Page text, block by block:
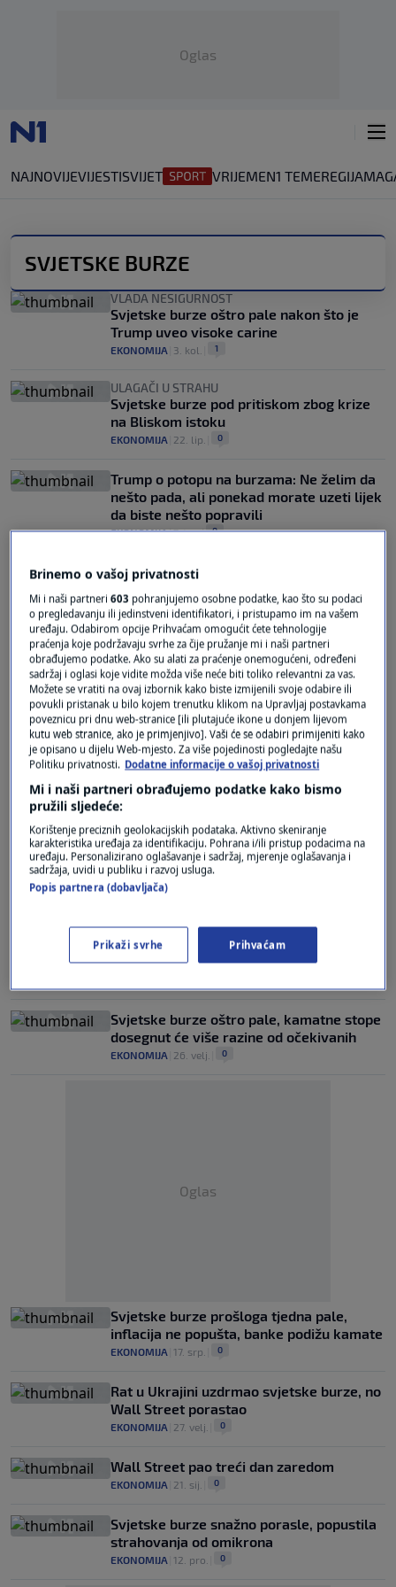
Oglas
NAJNOVIJEVIJESTISVIJET VRIJEMEN1 TEMEREGIJA
SVJETSKE BURZE
VLADA NESIGURNOST
Svjetske burze oštro pale nakon što je
Trump uveo visoke carine
EKONOMIJA 3. kol. 1
ULAGAČI U STRAHU
Svjetske burze pod pritiskom zbog krize
na Bliskom istoku
EKONOMIJA 22. lip. 0
Trump o potopu na burzama: Ne želim da
nešto pada, ali ponekad morate uzeti lijek
da biste nešto popravili
EKONOMIJA|7. tra.| 0
Oglas
Panika na svjetskim burzama: Na Wall
Streetu izbrisano 2.400 milijardi dolara,
snažno porastao indeks straha
EKONOMIJA|4. tra.| 0
Prijeti li nam nova naftna kriza?
Nesigurnost na burzama: Ovo je loša
vijest jer ukazuje na dolazak recesije
Svjetske burze oštro pale, kamatne stope
dosegnut će više razine od očekivanih
EKONOMIJA 26. velj. 0
Oglas
Svjetske burze prošloga tjedna pale,
inflacija ne popušta, banke podižu kamate
EKONOMIJA 17. srp. 0
Rat u Ukrajini uzdrmao svjetske burze, no
Wall Street porastao
EKONOMIJA 27. velj. 0
Wall Street pao treći dan zaredom
EKONOMIJA 21. sij. 0
Svjetske burze snažno porasle, popustila
strahovanja od omikrona
EKONOMIJA 12. pro. 0
Brinemo o vašoj privatnosti
Mi i naši partneri603 pohranjujemo osobne podatke, kao što su podaci
o pregledavanju ili jedinstveni identifikatori, i pristupamo im na vašem
uređaju. Odabirom opcije Prihvaćam omogućit ćete tehnologije
praćenja koje podržavaju svrhe za čije pružanje mi i naši partneri
obrađujemo podatke. Ako su alati za praćenje onemogućeni, određeni
sadržaj i oglasi koje vidite možda više neće biti toliko relevantni za vas.
Možete se vratiti na ovaj izbornik kako biste izmijenili svoje odabire ili
povukli pristanak u bilo kojem trenutku klikom na Upravljaj postavkama
poveznicu pri dnu web-stranice [ili plutajuće ikone u donjem lijevom
kutu web stranice, ako je primjenjivo]. Vaši će se odabiri primijeniti kako
je opisano u dijelu Web-mjesto. Za više pojedinosti pogledajte našu
Politiku privatnosti. Dodatne informacije o vašoj privatnosti
Mi i naši partneri obrađujemo podatke kako bismo
pružili sljedeće:
Korištenje preciznih geolokacijskih podataka. Aktivno skeniranje
karakteristika uređaja za identifikaciju. Pohrana i/ili pristup podacima na
uređaju. Personalizirano oglašavanje i sadržaj, mjerenje oglašavanja i
sadržaja, uvidi u publiku i razvoj usluga.
Popis partnera (dobavljača)
Prikaži svrhe Prihvaćam